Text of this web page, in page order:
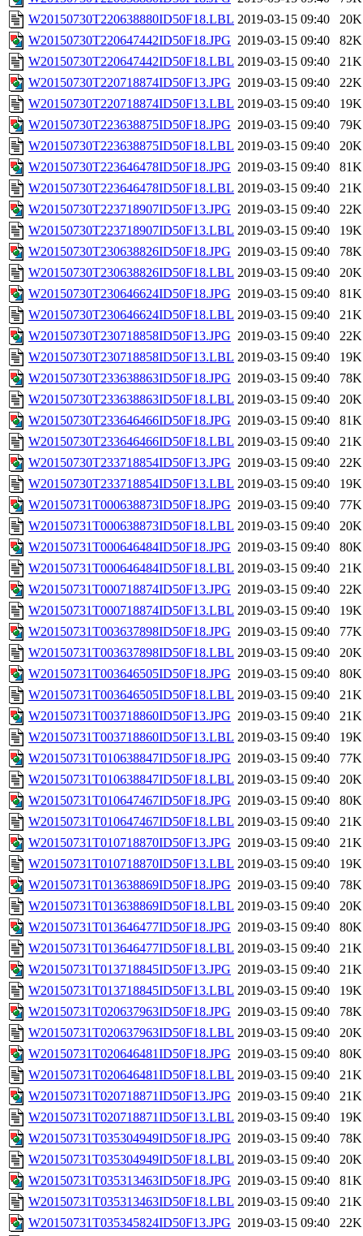
W20150730T220638880ID50F18.LBL 2019-03-15 09:40
20K
W20150730T220647442ID50F18.JPG 2019-03-15 09:40
82K
W20150730T220647442ID50F18.LBL 2019-03-15 09:40
21K
W20150730T220718874ID50F13.JPG 2019-03-15 09:40
22K
W20150730T220718874ID50F13.LBL 2019-03-15 09:40
19K
W20150730T223638875ID50F18.JPG 2019-03-15 09:40
79K
W20150730T223638875ID50F18.LBL 2019-03-15 09:40
20K
W20150730T223646478ID50F18.JPG 2019-03-15 09:40
81K
W20150730T223646478ID50F18.LBL 2019-03-15 09:40
21K
W20150730T223718907ID50F13.JPG 2019-03-15 09:40
22K
W20150730T223718907ID50F13.LBL 2019-03-15 09:40
19K
W20150730T230638826ID50F18.JPG 2019-03-15 09:40
78K
W20150730T230638826ID50F18.LBL 2019-03-15 09:40
20K
W20150730T230646624ID50F18.JPG 2019-03-15 09:40
81K
W20150730T230646624ID50F18.LBL 2019-03-15 09:40
21K
W20150730T230718858ID50F13.JPG 2019-03-15 09:40
22K
W20150730T230718858ID50F13.LBL 2019-03-15 09:40
19K
W20150730T233638863ID50F18.JPG 2019-03-15 09:40
78K
W20150730T233638863ID50F18.LBL 2019-03-15 09:40
20K
W20150730T233646466ID50F18.JPG 2019-03-15 09:40
81K
W20150730T233646466ID50F18.LBL 2019-03-15 09:40
21K
W20150730T233718854ID50F13.JPG 2019-03-15 09:40
22K
W20150730T233718854ID50F13.LBL 2019-03-15 09:40
19K
W20150731T000638873ID50F18.JPG 2019-03-15 09:40
77K
W20150731T000638873ID50F18.LBL 2019-03-15 09:40
20K
W20150731T000646484ID50F18.JPG 2019-03-15 09:40
80K
W20150731T000646484ID50F18.LBL 2019-03-15 09:40
21K
W20150731T000718874ID50F13.JPG 2019-03-15 09:40
22K
W20150731T000718874ID50F13.LBL 2019-03-15 09:40
19K
W20150731T003637898ID50F18.JPG 2019-03-15 09:40
77K
W20150731T003637898ID50F18.LBL 2019-03-15 09:40
20K
W20150731T003646505ID50F18.JPG 2019-03-15 09:40
80K
W20150731T003646505ID50F18.LBL 2019-03-15 09:40
21K
W20150731T003718860ID50F13.JPG 2019-03-15 09:40
21K
W20150731T003718860ID50F13.LBL 2019-03-15 09:40
19K
W20150731T010638847ID50F18.JPG 2019-03-15 09:40
77K
W20150731T010638847ID50F18.LBL 2019-03-15 09:40
20K
W20150731T010647467ID50F18.JPG 2019-03-15 09:40
80K
W20150731T010647467ID50F18.LBL 2019-03-15 09:40
21K
W20150731T010718870ID50F13.JPG 2019-03-15 09:40
21K
W20150731T010718870ID50F13.LBL 2019-03-15 09:40
19K
W20150731T013638869ID50F18.JPG 2019-03-15 09:40
78K
W20150731T013638869ID50F18.LBL 2019-03-15 09:40
20K
W20150731T013646477ID50F18.JPG 2019-03-15 09:40
80K
W20150731T013646477ID50F18.LBL 2019-03-15 09:40
21K
W20150731T013718845ID50F13.JPG 2019-03-15 09:40
21K
W20150731T013718845ID50F13.LBL 2019-03-15 09:40
19K
W20150731T020637963ID50F18.JPG 2019-03-15 09:40
78K
W20150731T020637963ID50F18.LBL 2019-03-15 09:40
20K
W20150731T020646481ID50F18.JPG 2019-03-15 09:40
80K
W20150731T020646481ID50F18.LBL 2019-03-15 09:40
21K
W20150731T020718871ID50F13.JPG 2019-03-15 09:40
21K
W20150731T020718871ID50F13.LBL 2019-03-15 09:40
19K
W20150731T035304949ID50F18.JPG 2019-03-15 09:40
78K
W20150731T035304949ID50F18.LBL 2019-03-15 09:40
20K
W20150731T035313463ID50F18.JPG 2019-03-15 09:40
81K
W20150731T035313463ID50F18.LBL 2019-03-15 09:40
21K
W20150731T035345824ID50F13.JPG 2019-03-15 09:40
22K